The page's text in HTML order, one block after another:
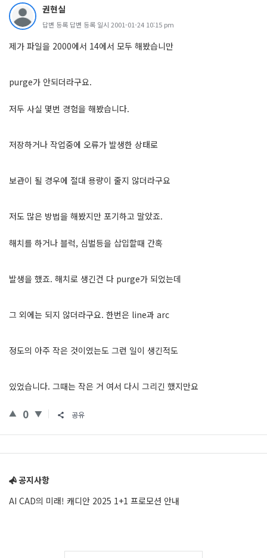
권현실
답변 등록 답변 등록 일시 2001-01-24 10:15 pm
제가 파일을 2000에서 14에서 모두 해봤습니만
purge가 안되더라구요.
저두 사실 몇번 경험을 해봤습니다.
저장하거나 작업중에 오류가 발생한 상태로
보관이 될 경우에 절대 용량이 줄지 않더라구요
저도 많은 방법을 해봤지만 포기하고 말았죠.
해치를 하거나 블럭, 심벌등을 삽입할때 간혹
발생을 했죠. 해치로 생긴건 다 purge가 되었는데
그 외에는 되지 않더라구요. 한번은 line과 arc
정도의 아주 작은 것이였는도 그런 일이 생긴적도
있었습니다. 그때는 작은 거 여서 다시 그리긴 했지만요
0 공유
공지사항
AI CAD의 미래! 캐디안 2025 1+1 프로모션 안내